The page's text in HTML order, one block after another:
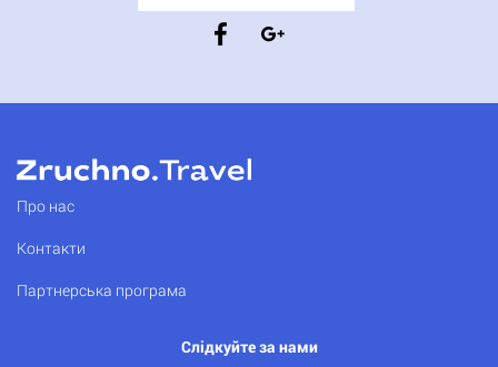
Про нас
Контакти
Партнерська програма
Слідкуйте за нами